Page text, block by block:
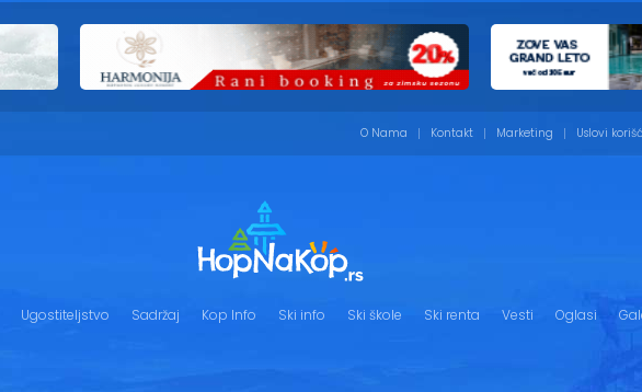
O Nama Kontakt Marketing Uslovi
Ugostiteljstvo Sadržaj Kop Info Ski info Ski škole Ski renta Vesti Oglasi